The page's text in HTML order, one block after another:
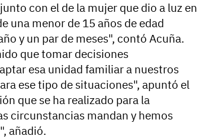
con el de la mujer que dio a luz en
una menor de 15 años de edad
y un par de meses", contó Acuña.
que tomar decisiones
esa unidad familiar a nuestros
ese tipo de situaciones", apuntó el
que se ha realizado para la
circunstancias mandan y hemos
añadió.